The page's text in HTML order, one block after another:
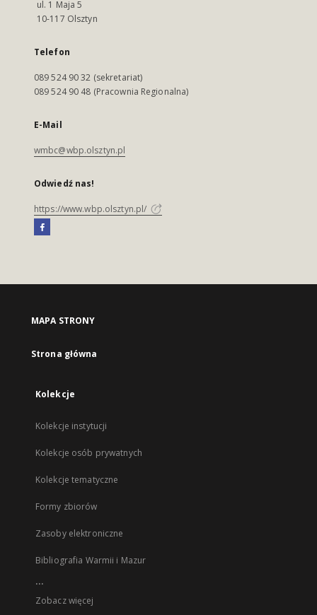
ul. 1 Maja 5
10-117 Olsztyn
Telefon
089 524 90 32 (sekretariat)
089 524 90 48 (Pracownia Regionalna)
E-Mail
wmbc@wbp.olsztyn.pl
Odwiedź nas!
https://www.wbp.olsztyn.pl/
MAPA STRONY
Strona główna
Kolekcje
Kolekcje instytucji
Kolekcje osób prywatnych
Kolekcje tematyczne
Formy zbiorów
Zasoby elektroniczne
Bibliografia Warmii i Mazur
...
Zobacz więcej